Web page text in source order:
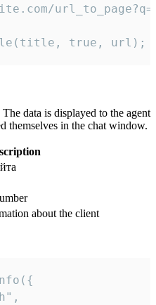
true, url);
data is displayed to the agent
themselves in the chat window.
about the client